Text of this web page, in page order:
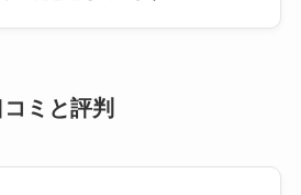
ミと評判